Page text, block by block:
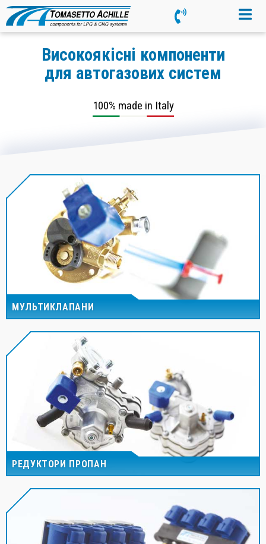
Високоякісні компоненти
для автогазових систем
100% made in Italy
МУЛЬТИКЛАПАНИ
РЕДУКТОРИ ПРОПАН